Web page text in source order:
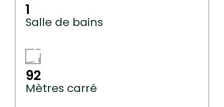
1
Salle de bains
92
Mètres carré